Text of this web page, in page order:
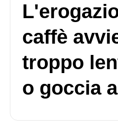
caffè
troppo
o goccia